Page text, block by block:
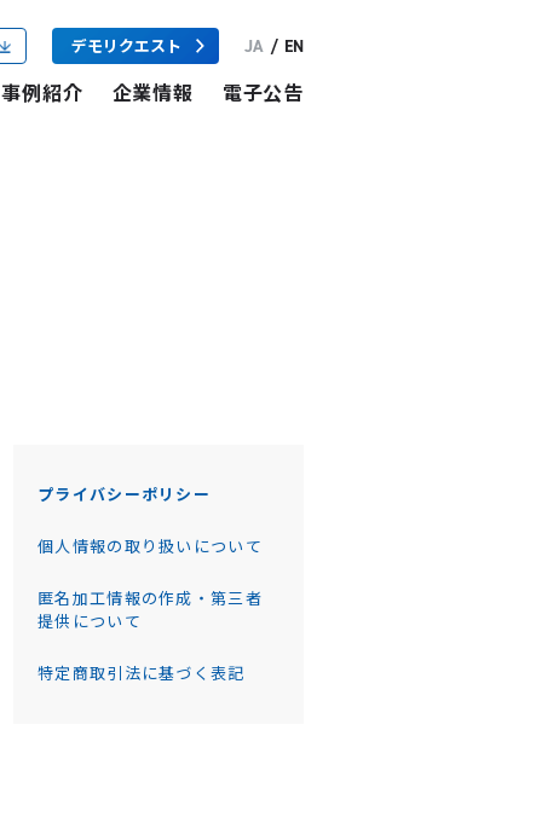
デモリクエスト JA / EN
事例紹介 企業情報 電子公告
プライバシーポリシー
個人情報の取り扱いについて
匿名加工情報の作成・第三者
提供について
特定商取引法に基づく表記